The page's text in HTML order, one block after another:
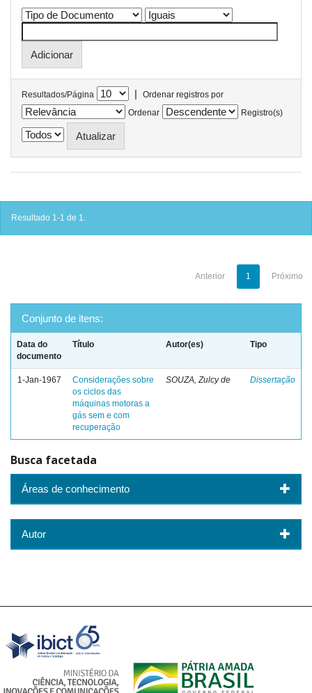
Resultados/Página |
Ordenar registros por
Ordenar
Registro(s)
Resultado 1-1 de 1.
Anterior 1 Próximo
Conjunto de itens:
Data do
documento
Título Autor(es) Tipo
1-Jan-1967
Considerações sobre
os ciclos das
máquinas motoras a
gás sem e com
recuperação
SOUZA, Zulcy de Dissertação
Busca facetada
Áreas de conhecimento
Autor